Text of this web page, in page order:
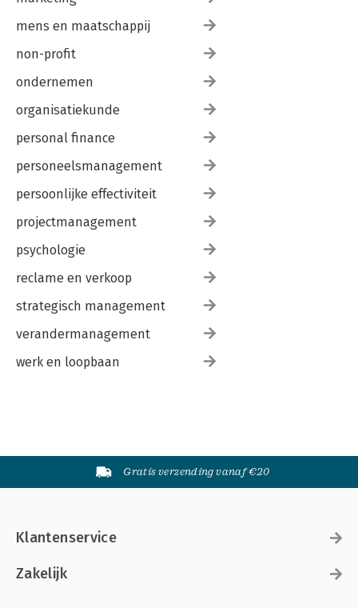
mens en maatschappij
non-profit
ondernemen
organisatiekunde
personal finance
personeelsmanagement
persoonlijke effectiviteit
projectmanagement
psychologie
reclame en verkoop
strategisch management
verandermanagement
werk en loopbaan
Gratis verzending vanaf €20
Klantenservice
Zakelijk